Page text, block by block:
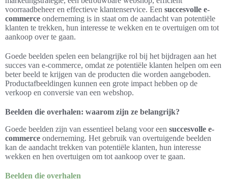
voorraadbeheer en effectieve klantenservice. Een succesvolle e-
commerce onderneming is in staat om de aandacht van potentiële
klanten te trekken, hun interesse te wekken en te overtuigen om tot
aankoop over te gaan.
Goede beelden spelen een belangrijke rol bij het bijdragen aan het
succes van e-commerce, omdat ze potentiële klanten helpen om een
beter beeld te krijgen van de producten die worden aangeboden.
Productafbeeldingen kunnen een grote impact hebben op de
verkoop en conversie van een webshop.
Beelden die overhalen: waarom zijn ze belangrijk?
Goede beelden zijn van essentieel belang voor een succesvolle e-
commerce onderneming. Het gebruik van overtuigende beelden
kan de aandacht trekken van potentiële klanten, hun interesse
wekken en hen overtuigen om tot aankoop over te gaan.
Beelden die overhalen